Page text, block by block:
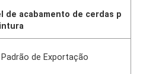
de acabamento de cerdas p
Padrão de Exportação